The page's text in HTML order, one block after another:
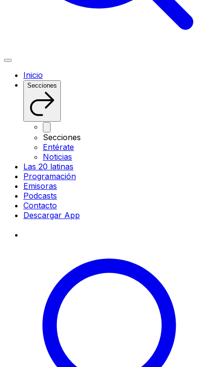
Inicio
Secciones
Secciones
Entérate
Noticias
Las 20 latinas
Programación
Emisoras
Podcasts
Contacto
Descargar App